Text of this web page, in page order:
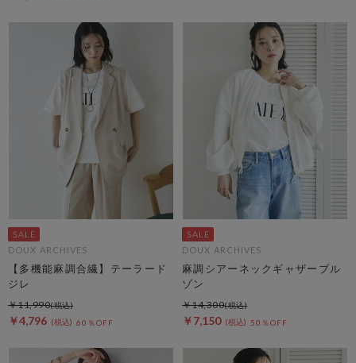
DOUX ARCHIVES
【多機能麻調合繊】テーラード
ジレ
￥4,796 60％OFF
￥11,990
DOUX ARCHIVES
麻調シアーネックギャザーブル
ゾン
￥7,150 50％OFF
￥14,300